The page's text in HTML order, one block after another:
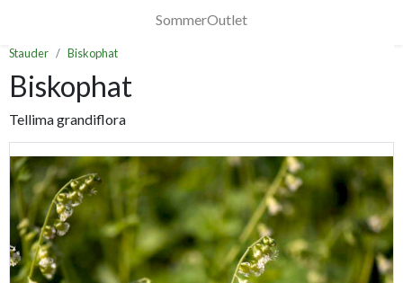
SommerOutlet
Stauder Biskophat
Biskophat
Tellima grandiflora